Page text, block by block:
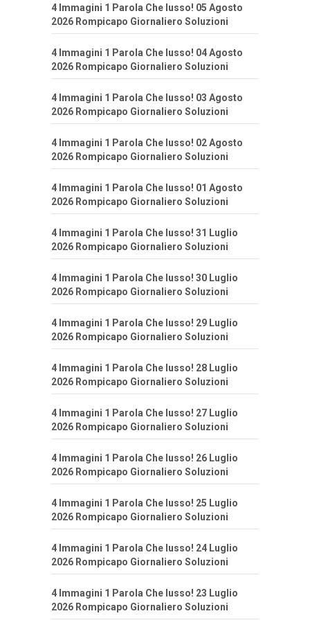
4 Immagini 1 Parola Che lusso! 05 Agosto
2026 Rompicapo Giornaliero Soluzioni
4 Immagini 1 Parola Che lusso! 04 Agosto
2026 Rompicapo Giornaliero Soluzioni
4 Immagini 1 Parola Che lusso! 03 Agosto
2026 Rompicapo Giornaliero Soluzioni
4 Immagini 1 Parola Che lusso! 02 Agosto
2026 Rompicapo Giornaliero Soluzioni
4 Immagini 1 Parola Che lusso! 01 Agosto
2026 Rompicapo Giornaliero Soluzioni
4 Immagini 1 Parola Che lusso! 31 Luglio
2026 Rompicapo Giornaliero Soluzioni
4 Immagini 1 Parola Che lusso! 30 Luglio
2026 Rompicapo Giornaliero Soluzioni
4 Immagini 1 Parola Che lusso! 29 Luglio
2026 Rompicapo Giornaliero Soluzioni
4 Immagini 1 Parola Che lusso! 28 Luglio
2026 Rompicapo Giornaliero Soluzioni
4 Immagini 1 Parola Che lusso! 27 Luglio
2026 Rompicapo Giornaliero Soluzioni
4 Immagini 1 Parola Che lusso! 26 Luglio
2026 Rompicapo Giornaliero Soluzioni
4 Immagini 1 Parola Che lusso! 25 Luglio
2026 Rompicapo Giornaliero Soluzioni
4 Immagini 1 Parola Che lusso! 24 Luglio
2026 Rompicapo Giornaliero Soluzioni
4 Immagini 1 Parola Che lusso! 23 Luglio
2026 Rompicapo Giornaliero Soluzioni